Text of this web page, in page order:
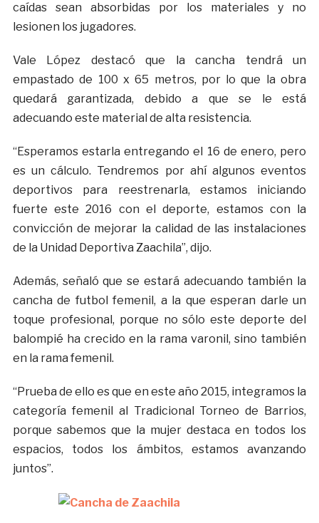
caídas sean absorbidas por los materiales y no
lesionen los jugadores.
Vale López destacó que la cancha tendrá un
empastado de 100 x 65 metros, por lo que la obra
quedará garantizada, debido a que se le está
adecuando este material de alta resistencia.
“Esperamos estarla entregando el 16 de enero, pero
es un cálculo. Tendremos por ahí algunos eventos
deportivos para reestrenarla, estamos iniciando
fuerte este 2016 con el deporte, estamos con la
convicción de mejorar la calidad de las instalaciones
de la Unidad Deportiva Zaachila”, dijo.
Además, señaló que se estará adecuando también la
cancha de futbol femenil, a la que esperan darle un
toque profesional, porque no sólo este deporte del
balompié ha crecido en la rama varonil, sino también
en la rama femenil.
“Prueba de ello es que en este año 2015, integramos la
categoría femenil al Tradicional Torneo de Barrios,
porque sabemos que la mujer destaca en todos los
espacios, todos los ámbitos, estamos avanzando
juntos”.